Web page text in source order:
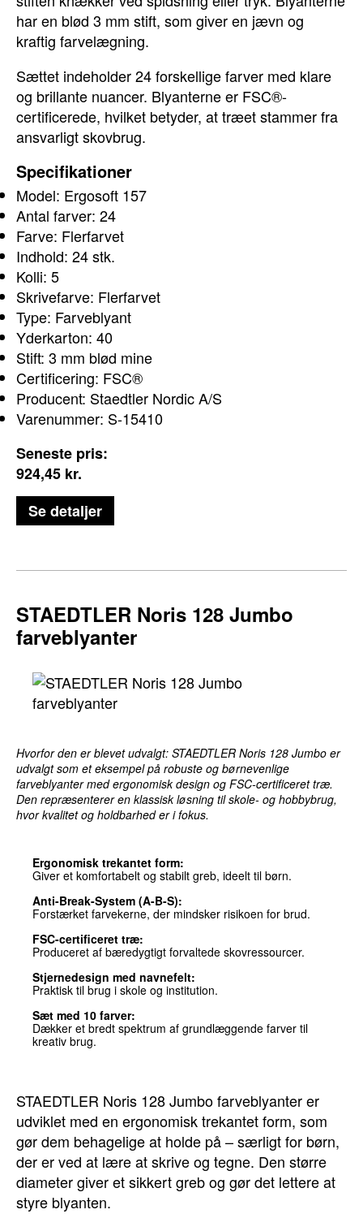
har en blød 3 mm stift, som giver en jævn og
kraftig farvelægning.
Sættet indeholder 24 forskellige farver med klare
og brillante nuancer. Blyanterne er FSC®-
certificerede, hvilket betyder, at træet stammer fra
ansvarligt skovbrug.
Specifikationer
Model: Ergosoft 157
Antal farver: 24
Farve: Flerfarvet
Indhold: 24 stk.
Kolli: 5
Skrivefarve: Flerfarvet
Type: Farveblyant
Yderkarton: 40
Stift: 3 mm blød mine
Certificering: FSC®
Producent: Staedtler Nordic A/S
Varenummer: S-15410
Seneste pris:
924,45 kr.
Se detaljer
STAEDTLER Noris 128 Jumbo
farveblyanter
Hvorfor den er blevet udvalgt: STAEDTLER Noris 128 Jumbo er
udvalgt som et eksempel på robuste og børnevenlige
farveblyanter med ergonomisk design og FSC-certificeret træ.
Den repræsenterer en klassisk løsning til skole- og hobbybrug,
hvor kvalitet og holdbarhed er i fokus.
STAEDTLER Noris 128 Jumbo farveblyanter er
udviklet med en ergonomisk trekantet form, som
gør dem behagelige at holde på – særligt for børn,
der er ved at lære at skrive og tegne. Den større
diameter giver et sikkert greb og gør det lettere at
styre blyanten.
Ergonomisk trekantet form:
Giver et komfortabelt og stabilt greb, ideelt til børn.
Anti-Break-System (A-B-S):
Forstærket farvekerne, der mindsker risikoen for brud.
FSC-certificeret træ:
Produceret af bæredygtigt forvaltede skovressourcer.
Stjernedesign med navnefelt:
Praktisk til brug i skole og institution.
Sæt med 10 farver:
Dækker et bredt spektrum af grundlæggende farver til
kreativ brug.